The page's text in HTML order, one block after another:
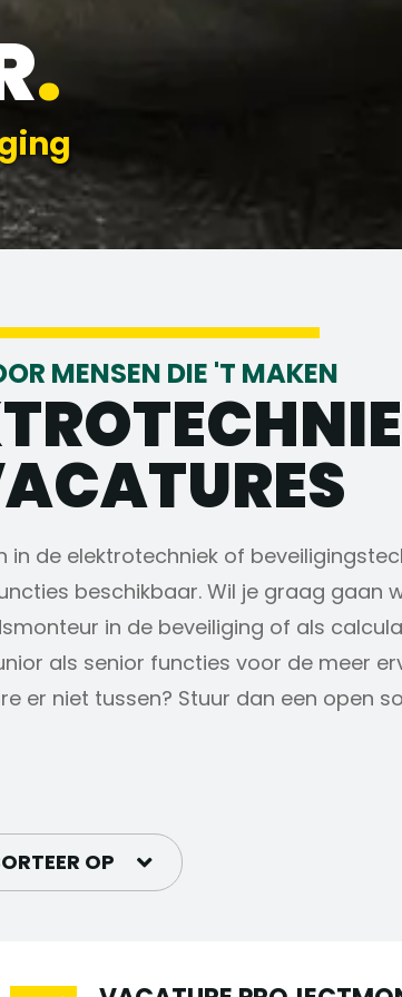
.
MENSEN DIE 'T MAKEN
in de elektrotechniek of
beschikbaar. Wil je graag gaan
in de beveiliging of als
als senior functies voor de meer
er niet tussen? Stuur dan een open
OP